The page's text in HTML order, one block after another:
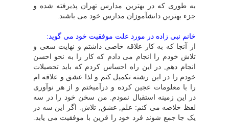
به طورى که در بهترین مدارس تهران پذیرفته شده و
جزء بهترین دانشآموزان مدارس خود مى باشند.
خانم نبى زاده در مورد علت موفقیت خود مى گوید:
از آنجا که به کار علاقه خاصى داشتم و نهایت سعى و
تلاش خودم را انجام مى دادم که کار را به نحو احسن
انجام دهم, در این راه احساس کردم که باید تحصیلات
خودم را در این رشته تکمیل کنم و لذا عشق و علاقه ام
را با معلومات عجین کرده و درآمیختم و از هر نوآورى
در این زمینه استقبال نمودم. من سخن خود را در سه
لفظ خلاصه مى کنم: علم, عشق, تلاش. اگر این سه در
یک جا جمع شوند فرد خود را قرین با موفقیت مى یابد.